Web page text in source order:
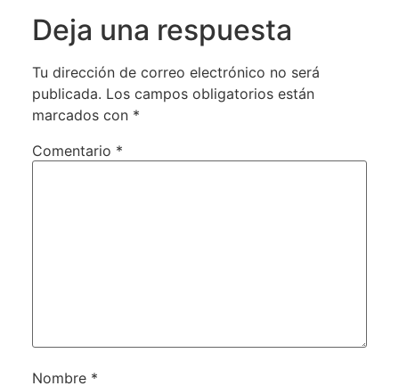
Deja una respuesta
Tu dirección de correo electrónico no será
publicada. Los campos obligatorios están
marcados con *
Comentario *
Nombre *